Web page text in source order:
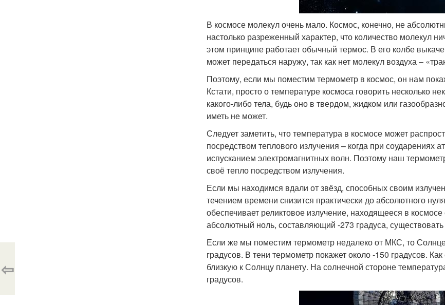
В космосе молекул очень мало. Космос, конечно, не
настолько разреженный характер, что количество молекул
этом принципе работает обычный термос. В его колбе
может передаться наружу, так как нет молекул воздуха –
Поэтому, если мы поместим термометр в космос, он нам
Кстати, просто о температуре космоса говорить несколько
какого-либо тела, будь оно в твердом, жидком или
иметь не может.
Следует заметить, что температура в космосе может
посредством теплового излучения – когда при соударениях
испусканием электромагнитных волн. Поэтому наш
своё тепло посредством излучения.
Если мы находимся вдали от звёзд, способных своим
течением времени снизится практически до абсолютного
обеспечивает реликтовое излучение, находящееся в
абсолютный ноль, составляющий -273 градуса,
Если же мы поместим термометр недалеко от МКС, то
градусов. В тени термометр покажет около -150 градусов.
близкую к Солнцу планету. На солнечной стороне
градусов.
⇦